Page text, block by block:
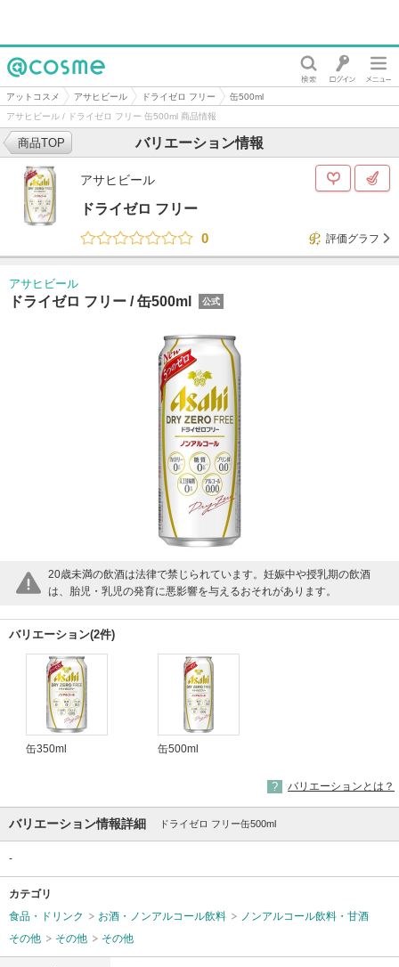
@cosme
アットコスメ アサヒビール ドライゼロ フリー
缶500ml
アサヒビール / ドライゼロ フリー 缶500ml 商品情報
バリエーション情報
商品TOP
アサヒビール
ドライゼロ フリー
0
評価グラフ
アサヒビール
ドライゼロ フリー /缶500ml 公式
20歳未満の飲酒は法律で禁じられています。妊娠中や授乳期の飲酒
は、胎児・乳児の発育に悪影響を与えるおそれがあります。
バリエーション(2件)
缶350ml 缶500ml
バリエーションとは？
バリエーション情報詳細 ドライゼロ フリー缶500ml
-
カテゴリ
食品・ドリンク
お酒・ノンアルコール飲料
ノンアルコール飲料・甘酒
その他
その他 その他